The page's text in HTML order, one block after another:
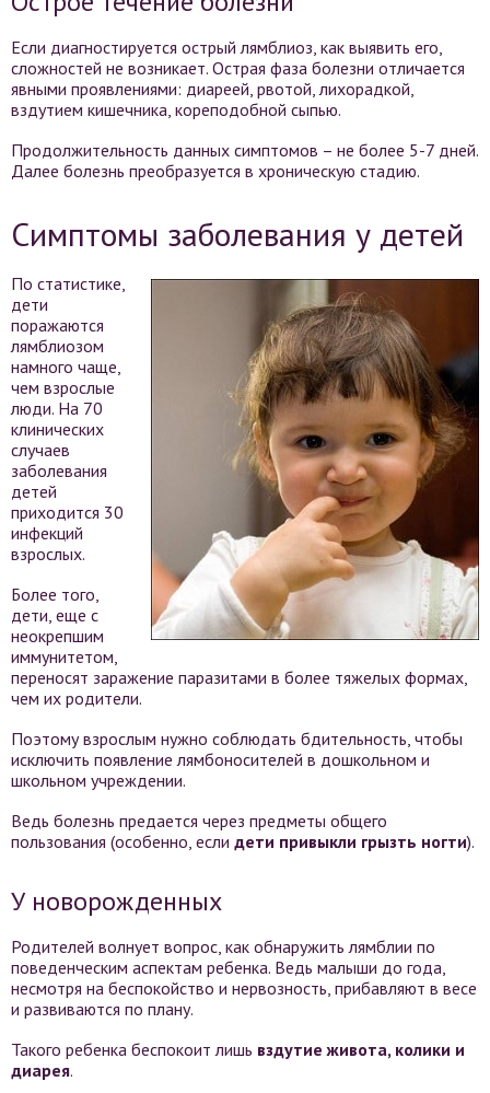
Если диагностируется острый лямблиоз, как выявить его,
сложностей не возникает. Острая фаза болезни отличается
явными проявлениями: диареей, рвотой, лихорадкой,
вздутием кишечника, кореподобной сыпью.
Продолжительность данных симптомов – не более 5-7 дней.
Далее болезнь преобразуется в хроническую стадию.
Симптомы заболевания у детей
По статистике,
дети
поражаются
лямблиозом
намного чаще,
чем взрослые
люди. На 70
клинических
случаев
заболевания
детей
приходится 30
инфекций
взрослых.
Более того,
дети, еще с
неокрепшим
иммунитетом,
переносят заражение паразитами в более тяжелых формах,
чем их родители.
Поэтому взрослым нужно соблюдать бдительность, чтобы
исключить появление лямбоносителей в дошкольном и
школьном учреждении.
Ведь болезнь предается через предметы общего
пользования (особенно, если дети привыкли грызть ногти).
У новорожденных
Родителей волнует вопрос, как обнаружить лямблии по
поведенческим аспектам ребенка. Ведь малыши до года,
несмотря на беспокойство и нервозность, прибавляют в весе
и развиваются по плану.
Такого ребенка беспокоит лишь вздутие живота, колики и
диарея.